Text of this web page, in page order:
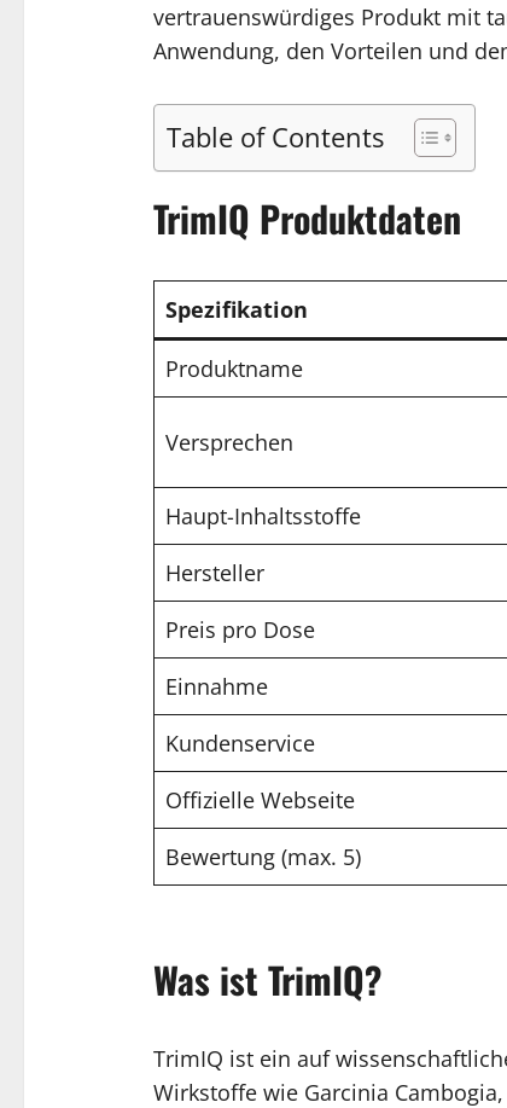
vertrauenswürdiges Produkt mit
Anwendung, den Vorteilen und
Table of Contents
TrimIQ Produktdaten
Spezifikation
Produktname
Versprechen
Haupt-Inhaltsstoffe
Hersteller
Preis pro Dose
Einnahme
Kundenservice
Offizielle Webseite
Bewertung (max. 5)
Was ist TrimIQ?
TrimIQ ist ein auf
Wirkstoffe wie Garcinia